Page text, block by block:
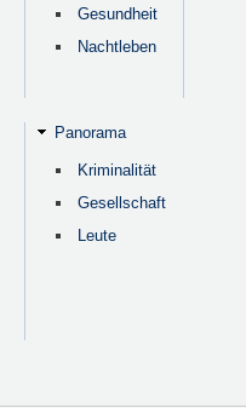
Gesundheit
Nachtleben
Panorama
Kriminalität
Gesellschaft
Leute